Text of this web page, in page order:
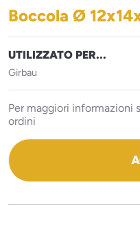
Boccola Ø
UTILIZZATO PER...
Girbau
Per maggiori informazioni
ordini